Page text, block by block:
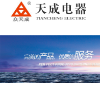
星空体育app网页版入口_